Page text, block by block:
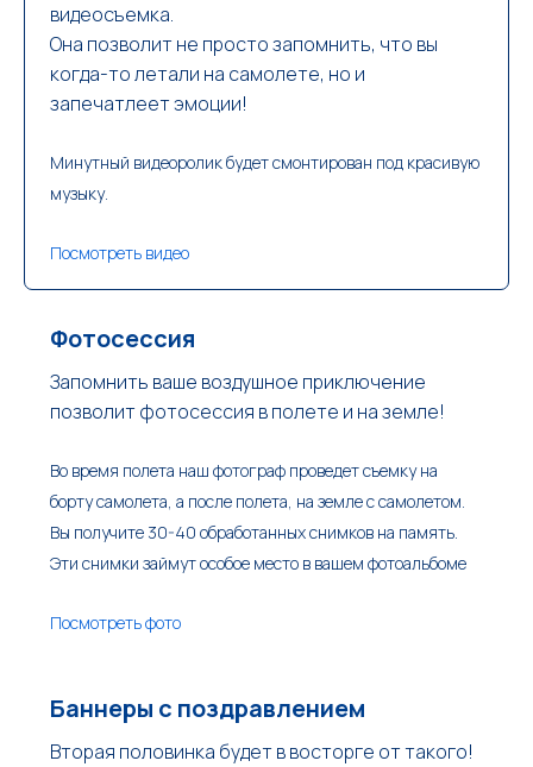
видеосъемка.
Она позволит не просто запомнить, что вы
когда-то летали на самолете, но и
запечатлеет эмоции!
Минутный видеоролик будет смонтирован под красивую
музыку.
Посмотреть видео
Фотосессия
Запомнить ваше воздушное приключение
позволит фотосессия в полете и на земле!
Во время полета наш фотограф проведет съемку на
борту самолета, а после полета, на земле с самолетом.
Вы получите 30-40 обработанных снимков на память.
Эти снимки займут особое место в вашем фотоальбоме
Посмотреть фото
Баннеры с поздравлением
Вторая половинка будет в восторге от такого!